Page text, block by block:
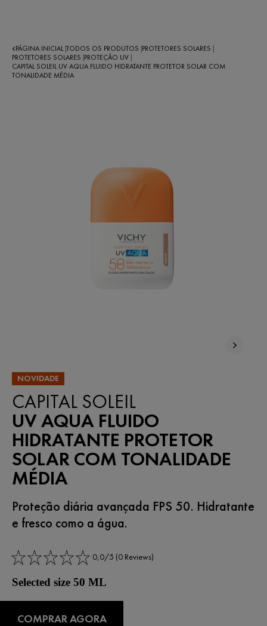
PÁGINA INICIAL TODOS OS PRODUTOS PROTETORES SOLARES
PROTETORES SOLARES PROTEÇÃO UV
CAPITAL SOLEIL UV AQUA FLUIDO HIDRATANTE PROTETOR SOLAR COM
TONALIDADE MÉDIA
NOVIDADE
CAPITAL SOLEIL
UV AQUA FLUIDO
HIDRATANTE PROTETOR
SOLAR COM TONALIDADE
MÉDIA
Proteção diária avançada FPS 50. Hidratante
e fresco como a água.
0,0/5 (0 Reviews)
Selected size 50 ML
COMPRAR AGORA